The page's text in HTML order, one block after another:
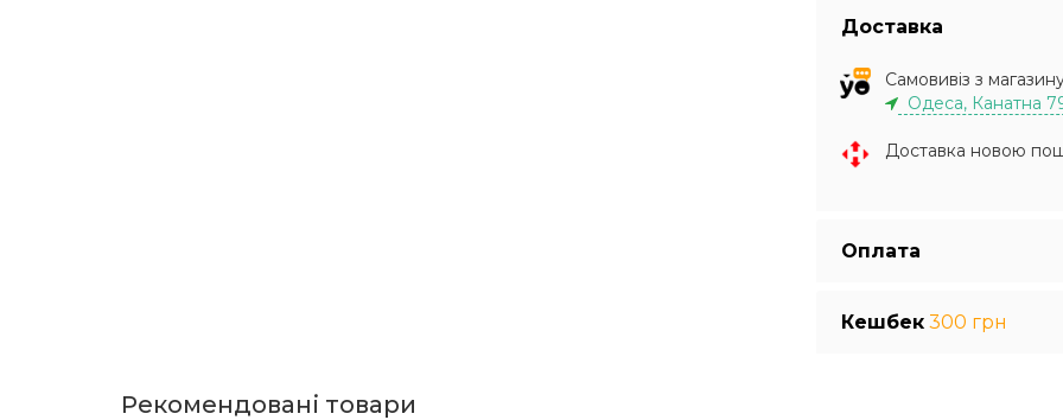
Доставка
Самовивіз з
Одеса, Канатна
Доставка новою
Оплата
Кешбек 300 грн
Рекомендовані товари